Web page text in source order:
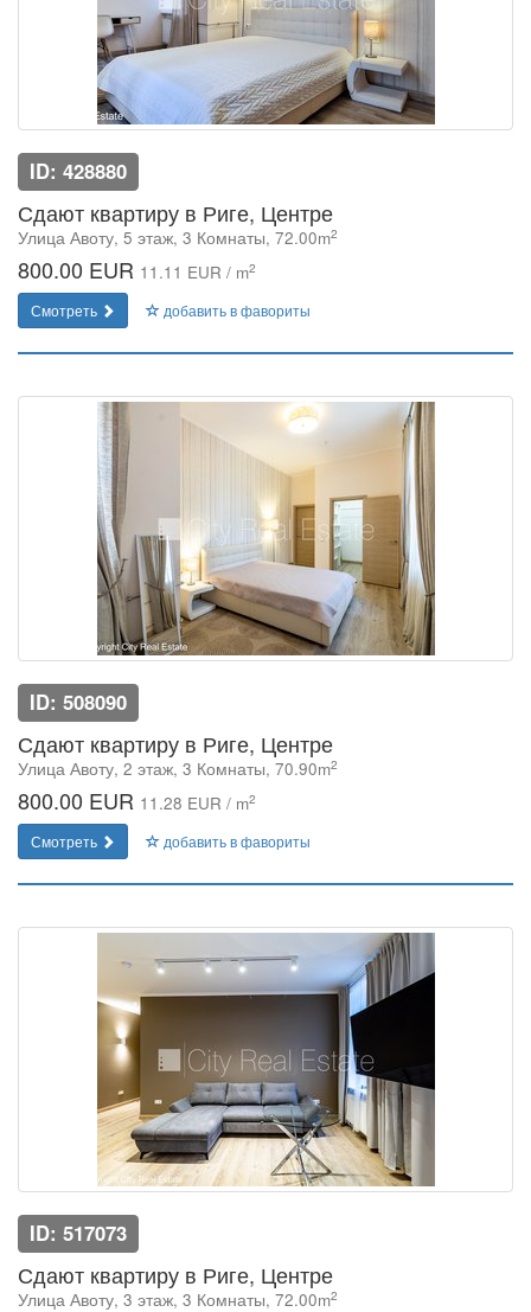
ID: 428880
Сдают квартиру в Риге, Центре
Улица Авоту, 5 этаж, 3 Комнаты, 72.00m2
800.00 EUR 11.11 EUR / m2
Смотреть добавить в фавориты
ID: 508090
Сдают квартиру в Риге, Центре
Улица Авоту, 2 этаж, 3 Комнаты, 70.90m2
800.00 EUR 11.28 EUR / m2
Смотреть добавить в фавориты
ID: 517073
Сдают квартиру в Риге, Центре
Улица Авоту, 3 этаж, 3 Комнаты, 72.00m2